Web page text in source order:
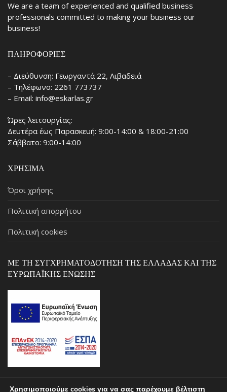
We are a team of experienced and qualified business
professionals committed to making your business our
business!
ΠΛΗΡΟΦΟΡΊΕΣ
– Διεύθυνση: Γεωργαντά 22, Λιβαδειά
– Τηλέφωνο: 2261 773737
– Email: info@eskarlas.gr
Ώρες λειτουργίας:
Δευτέρα έως Παρασκευή: 9:00-14:00 & 18:00-21:00
Σάββατο: 9:00-14:00
ΧΡΉΣΙΜΑ
Όροι χρήσης
Πολιτική απορρήτου
Πολιτική cookies
ΜΕ ΤΗ ΣΥΓΧΡΗΜΑΤΟΔΌΤΗΣΗ ΤΗΣ ΕΛΛΆΔΑΣ ΚΑΙ ΤΗΣ
ΕΥΡΩΠΑΪΚΉΣ ΈΝΩΣΗΣ
Χρησιμοποιούμε cookies για να σας παρέχουμε βέλτιστη